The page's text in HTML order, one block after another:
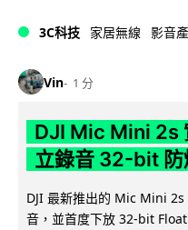
3C科技 家居無線 影音
Vin 1 分
DJI Mic Mini 2s
立錄音 32-bit 防
DJI 最新推出的 Mic Mini
音，並首度下放 32-bit